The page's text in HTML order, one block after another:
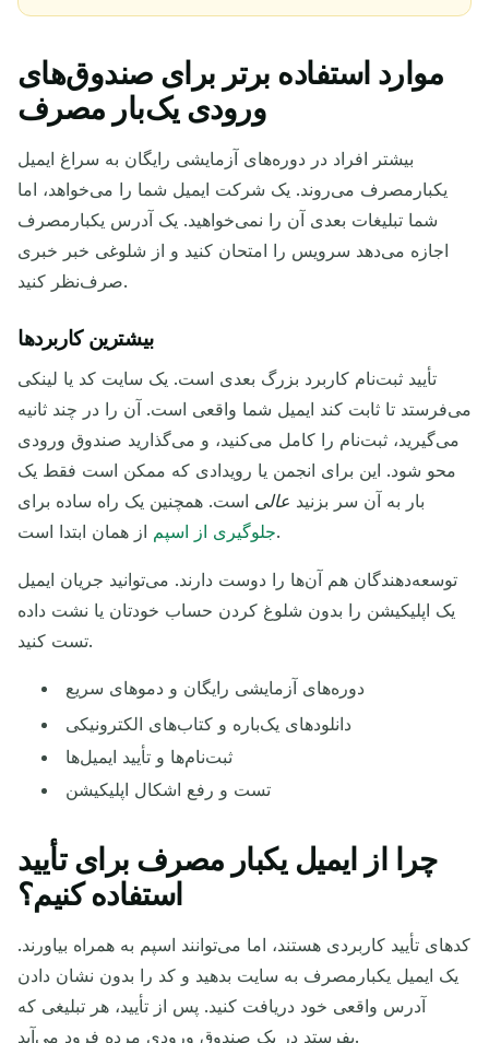
موارد استفاده برتر برای صندوق‌های
ورودی یک‌بار مصرف
بیشتر افراد در دوره‌های آزمایشی رایگان به سراغ ایمیل
یکبارمصرف می‌روند. یک شرکت ایمیل شما را می‌خواهد، اما
شما تبلیغات بعدی آن را نمی‌خواهید. یک آدرس یکبارمصرف
اجازه می‌دهد سرویس را امتحان کنید و از شلوغی خبر خبری
صرف‌نظر کنید.
بیشترین کاربردها
تأیید ثبت‌نام کاربرد بزرگ بعدی است. یک سایت کد یا لینکی
می‌فرستد تا ثابت کند ایمیل شما واقعی است. آن را در چند ثانیه
می‌گیرید، ثبت‌نام را کامل می‌کنید، و می‌گذارید صندوق ورودی
محو شود. این برای انجمن یا رویدادی که ممکن است فقط یک
بار به آن سر بزنید عالی است. همچنین یک راه ساده برای
جلوگیری از اسپماز همان ابتدا است.
توسعه‌دهندگان هم آن‌ها را دوست دارند. می‌توانید جریان ایمیل
یک اپلیکیشن را بدون شلوغ کردن حساب خودتان یا نشت داده
تست کنید.
دوره‌های آزمایشی رایگان و دموهای سریع
دانلودهای یک‌باره و کتاب‌های الکترونیکی
ثبت‌نام‌ها و تأیید ایمیل‌ها
تست و رفع اشکال اپلیکیشن
چرا از ایمیل یکبار مصرف برای تأیید
استفاده کنیم؟
کدهای تأیید کاربردی هستند، اما می‌توانند اسپم به همراه بیاورند.
یک ایمیل یکبارمصرف به سایت بدهید و کد را بدون نشان دادن
آدرس واقعی خود دریافت کنید. پس از تأیید، هر تبلیغی که
بفرستد در یک صندوق ورودی مرده فرود می‌آید.